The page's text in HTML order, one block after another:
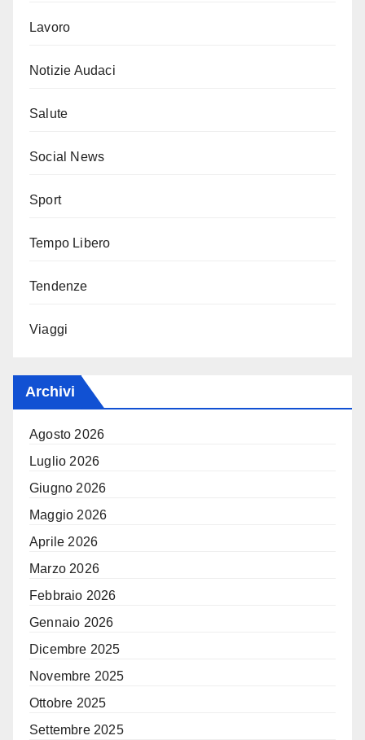
Lavoro
Notizie Audaci
Salute
Social News
Sport
Tempo Libero
Tendenze
Viaggi
Archivi
Agosto 2026
Luglio 2026
Giugno 2026
Maggio 2026
Aprile 2026
Marzo 2026
Febbraio 2026
Gennaio 2026
Dicembre 2025
Novembre 2025
Ottobre 2025
Settembre 2025